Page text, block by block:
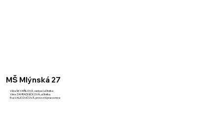
MŠ Mlýnská 27
Věra ŠKVAŘILOVÁ, vedoucí učitelka
Věra ZAHRADNÍČKOVÁ, učitelka
Eva VALKOVIČOVÁ, provozní pracovnice